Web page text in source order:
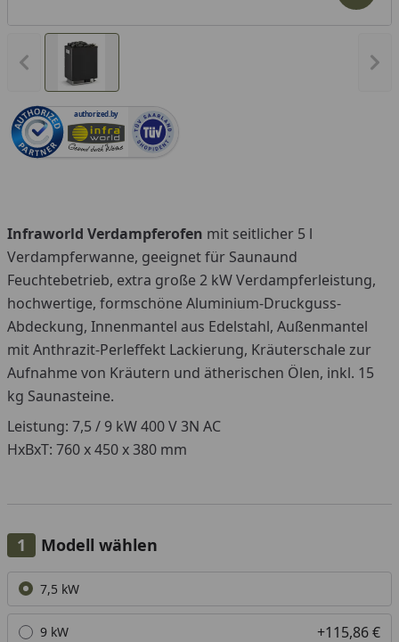
Vorheriges Bild anzeigen
authorized.by
Infraworld Verdampferofen mit seitlicher 5 l
Verdampferwanne, geeignet für Saunaund
Feuchtebetrieb, extra große 2 kW Verdampferleistung,
hochwertige, formschöne Aluminium-Druckguss-
Abdeckung, Innenmantel aus Edelstahl, Außenmantel
mit Anthrazit-Perleffekt Lackierung, Kräuterschale zur
Aufnahme von Kräutern und ätherischen Ölen, inkl. 15
kg Saunasteine.
Leistung: 7,5 / 9 kW 400 V 3N AC
HxBxT: 760 x 450 x 380 mm
Modell wählen
Alle anzeigen (2)
7,5 kW
9 kW +115,86 €